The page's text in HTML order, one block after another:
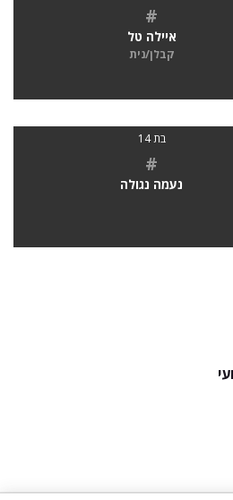
#
איילה טל
קבלן/נית
בת 14
#
נעמה נגולה